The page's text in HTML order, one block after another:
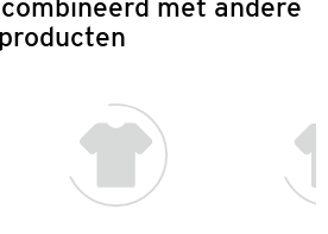
met andere
producten